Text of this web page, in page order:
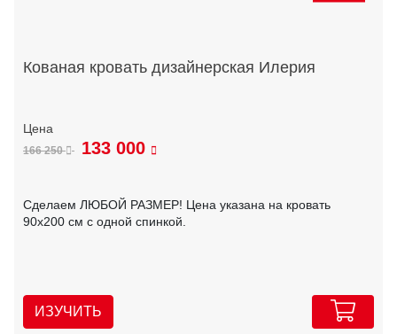
Кованая кровать дизайнерская Илерия
166 250 133 000
Сделаем ЛЮБОЙ РАЗМЕР! Цена указана на кровать
90х200 см с одной спинкой.
ИЗУЧИТЬ